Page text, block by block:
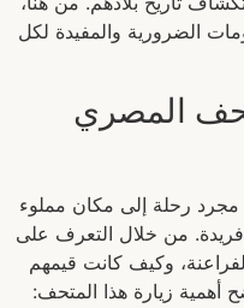
الضرورية والمفيدة لكل
المصري
رحلة إلى مكان مملوء
فريدة. من خلال التعرف على
وكيف كانت قيمهم
أهمية زيارة هذا المتحف: